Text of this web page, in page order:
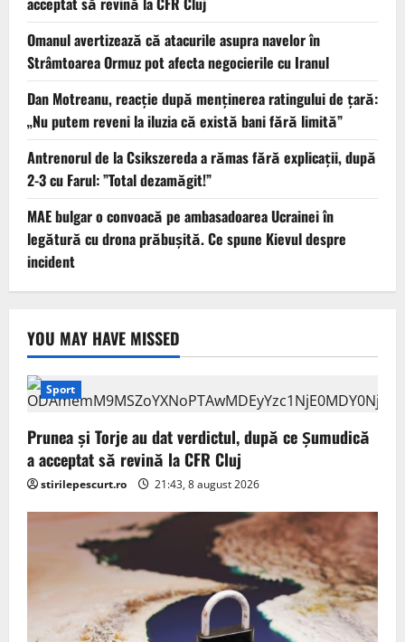
Omanul avertizează că atacurile asupra navelor în
Strâmtoarea Ormuz pot afecta negocierile cu Iranul
Dan Motreanu, reacție după menținerea ratingului de țară:
„Nu putem reveni la iluzia că există bani fără limită”
Antrenorul de la Csikszereda a rămas fără explicații, după
2-3 cu Farul: ”Total dezamăgit!”
MAE bulgar o convoacă pe ambasadoarea Ucrainei în
legătură cu drona prăbuşită. Ce spune Kievul despre
incident
YOU MAY HAVE MISSED
Sport
Prunea și Torje au dat verdictul, după ce Șumudică
a acceptat să revină la CFR Cluj
stirilepescurt.ro 21:43, 8 august 2026